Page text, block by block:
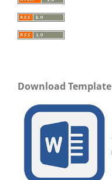
Download Template